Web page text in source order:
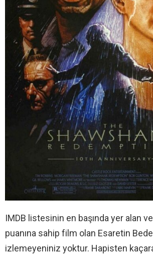
IMDB listesinin en başında yer alan
puanına sahip film olan Esaretin
izlemeyeniniz yoktur. Hapisten